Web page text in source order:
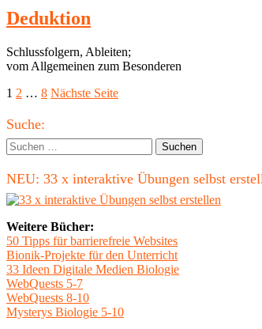
Deduktion
Schlussfolgern, Ableiten;
vom Allgemeinen zum Besonderen
Seitennummerierung
der
Beiträge
Seite
1 Seite
2 … Seite
8 Nächste Seite
Haupt-
Seitenleiste
Suche:
Suchen
nach:
NEU: 33 x interaktive Übungen selbst
Weitere Bücher:
50 Tipps für barrierefreie Websites
Bionik-Projekte für den Unterricht
33 Ideen Digitale Medien Biologie
WebQuests 5-7
WebQuests 8-10
Mysterys Biologie 5-10